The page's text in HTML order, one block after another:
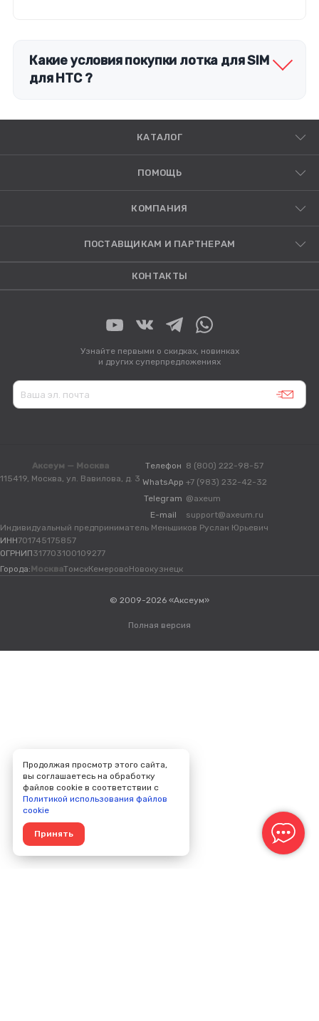
Какие условия покупки лотка для SIM
для HTC ?
КАТАЛОГ
ПОМОЩЬ
КОМПАНИЯ
ПОСТАВЩИКАМ И ПАРТНЕРАМ
КОНТАКТЫ
Узнайте первыми о скидках, новинках
и других суперпредложениях
Аксеум — Москва
115419, Москва, ул. Вавилова, д. 3
Телефон 8 (800) 222-98-57
WhatsApp +7 (983) 232-42-32
Telegram @axeum
E-mail
support@axeum.ru
Индивидуальный предприниматель Меньшиков Руслан Юрьевич
ИНН701745175857
ОГРНИП317703100109277
Города: МоскваТомскКемеровоНовокузнецк
© 2009-2026 «Аксеум»
Полная версия
Продолжая просмотр этого сайта,
вы соглашаетесь на обработку
файлов cookie в соответствии с
Политикой использования файлов
cookie
Принять